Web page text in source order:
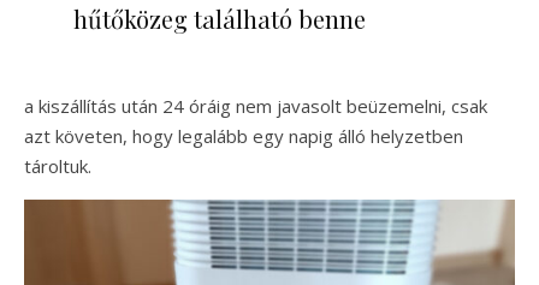
hűtőközeg található benne
a kiszállítás után 24 óráig nem javasolt beüzemelni, csak
azt követen, hogy legalább egy napig álló helyzetben
tároltuk.